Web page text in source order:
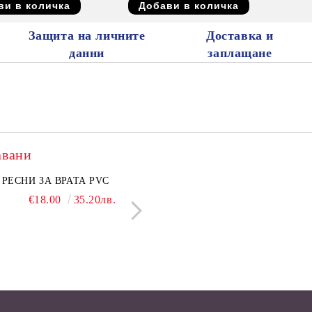
Защита на личните
данни
Доставка и
заплащане
капак 50 см
€6.50 12.71лв.
РЕСНИ ЗА ВРАТА PVC
€18.00 35.20лв.